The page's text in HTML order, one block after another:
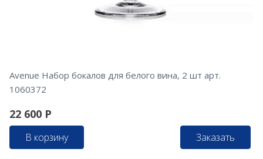
Avenue Набор бокалов для белого вина, 2 шт арт.
1060372
22 600 Р
В корзину Заказать